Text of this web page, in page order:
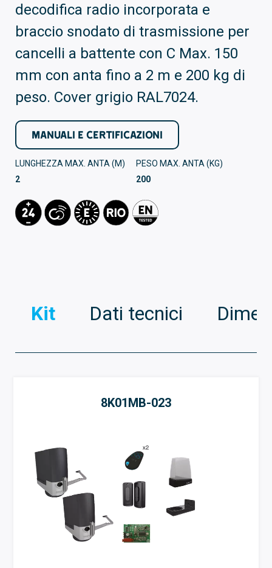
decodifica radio incorporata e
braccio snodato di trasmissione per
cancelli a battente con C Max. 150
mm con anta fino a 2 m e 200 kg di
peso. Cover grigio RAL7024.
MANUALI E CERTIFICAZIONI
LUNGHEZZA MAX. ANTA (M)
2
PESO MAX. ANTA (KG)
200
Kit Dati tecnici
8K01MB-023